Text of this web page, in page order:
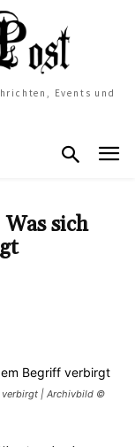
Events und
sich
verbirgt | Archivbild ©